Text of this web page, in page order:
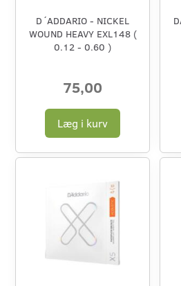
D´ADDARIO - NICKEL
WOUND HEAVY EXL148 (
0.12 - 0.60 )
75,00
Læg i kurv